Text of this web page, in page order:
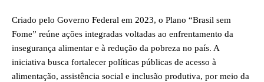
Criado pelo Governo Federal em 2023, o Plano “Brasil sem
Fome” reúne ações integradas voltadas ao enfrentamento da
insegurança alimentar e à redução da pobreza no país. A
iniciativa busca fortalecer políticas públicas de acesso à
alimentação, assistência social e inclusão produtiva, por meio da